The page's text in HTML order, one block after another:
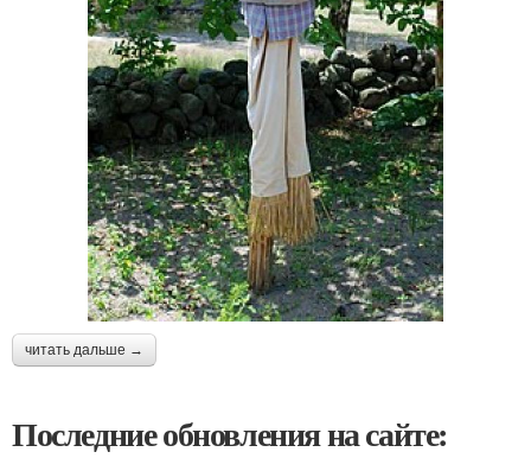
читать дальше →
Последние обновления на сайте: